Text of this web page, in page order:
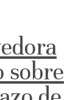
sobre